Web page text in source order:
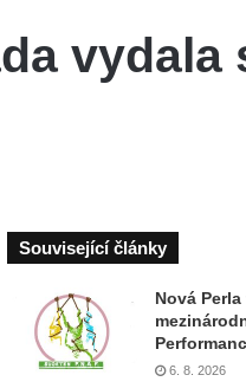
vydala
Související články
Nová
6. 8. 2026